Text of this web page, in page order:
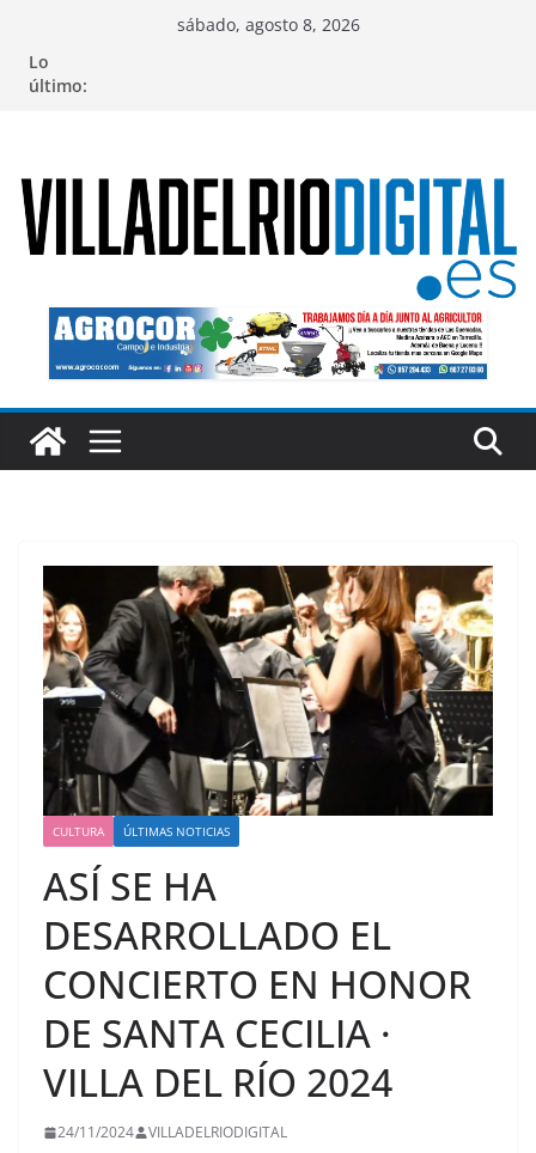
contenido
sábado, agosto 8, 2026
Lo
último:
CULTURA ÚLTIMAS NOTICIAS
ASÍ SE HA
DESARROLLADO EL
CONCIERTO EN HONOR
DE SANTA CECILIA ·
VILLA DEL RÍO 2024
24/11/2024 VILLADELRIODIGITAL